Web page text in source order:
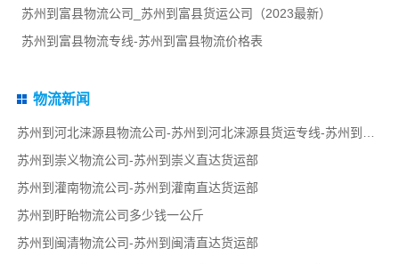
苏州到富县物流公司_苏州到富县货运公司（2023最新）
苏州到富县物流专线-苏州到富县物流价格表
物流新闻
苏州到河北涞源县物流公司-苏州到河北涞源县货运专线-苏州到河北涞源县货运部
苏州到崇义物流公司-苏州到崇义直达货运部
苏州到灌南物流公司-苏州到灌南直达货运部
苏州到盱眙物流公司多少钱一公斤
苏州到闽清物流公司-苏州到闽清直达货运部